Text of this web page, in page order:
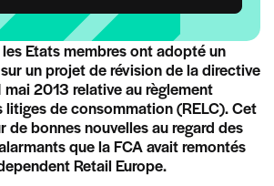
Etats membres ont adopté un
un projet de révision de la directive
2013 relative au règlement
de consommation (RELC). Cet
bonnes nouvelles au regard des
que la FCA avait remontés
Retail Europe.